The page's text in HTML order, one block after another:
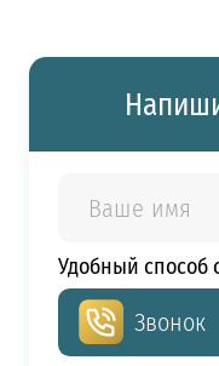
Удобный способ
Звонок